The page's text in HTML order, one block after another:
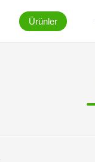
Ürünler